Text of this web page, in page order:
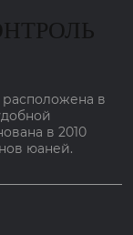
в
в 2010
юаней.